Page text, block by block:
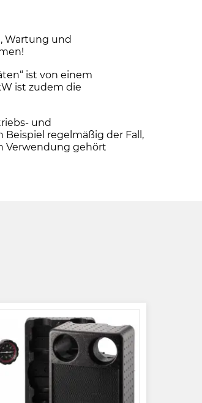
Wartung und
ist von einem
ist zudem die
und
regelmäßig der Fall,
Verwendung gehört